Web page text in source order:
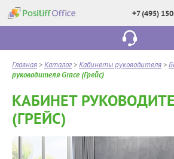
+7 (495)
Главная >Каталог >Кабинеты руководителя >
руководителя Grace (Грейс)
КАБИНЕТ
(ГРЕЙС)